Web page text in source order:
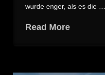
wurde enger, als es die …
Read More